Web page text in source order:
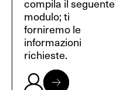
compila il seguente
modulo; ti
forniremo le
informazioni
richieste.